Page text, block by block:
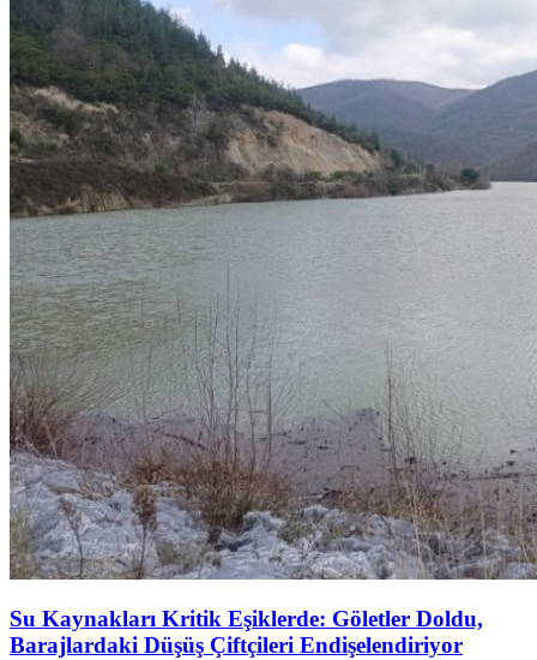
Su Kaynakları Kritik Eşiklerde: Göletler Doldu,
Barajlardaki Düşüş Çiftçileri Endişelendiriyor